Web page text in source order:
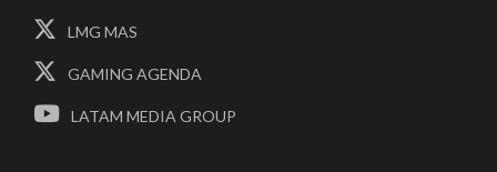
LMG MAS
GAMING AGENDA
LATAM MEDIA GROUP